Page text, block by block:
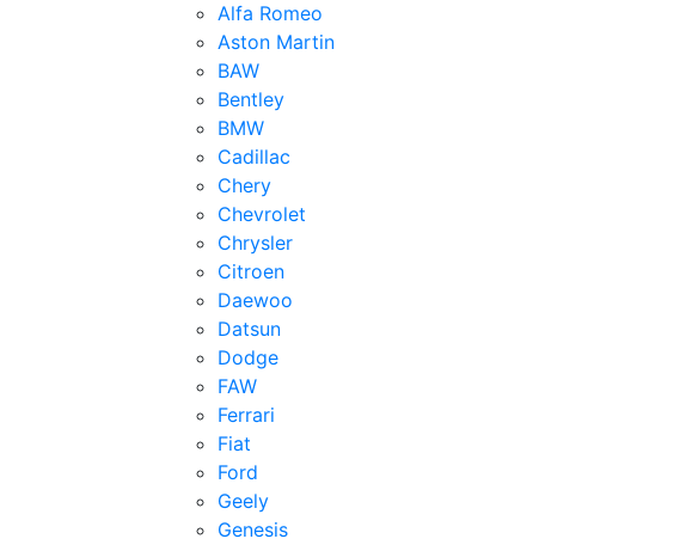
Alfa Romeo
Aston Martin
BAW
Bentley
BMW
Cadillac
Chery
Chevrolet
Chrysler
Citroen
Daewoo
Datsun
Dodge
FAW
Ferrari
Fiat
Ford
Geely
Genesis